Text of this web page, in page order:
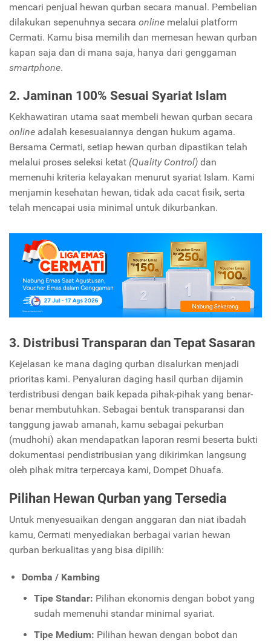
mencari penjual hewan qurban secara manual. Pembelian
dilakukan sepenuhnya secara online melalui platform
Cermati. Kamu bisa memilih dan memesan hewan qurban
kapan saja dan di mana saja, hanya dari genggaman
smartphone.
2. Jaminan 100% Sesuai Syariat Islam
Kekhawatiran utama saat membeli hewan qurban secara
online adalah kesesuaiannya dengan hukum agama.
Bersama Cermati, setiap hewan qurban dipastikan telah
melalui proses seleksi ketat (Quality Control) dan
memenuhi kriteria kelayakan menurut syariat Islam. Kami
menjamin kesehatan hewan, tidak ada cacat fisik, serta
telah mencapai usia minimal untuk dikurbankan.
3. Distribusi Transparan dan Tepat Sasaran
Kejelasan ke mana daging qurban disalurkan menjadi
prioritas kami. Penyaluran daging hasil qurban dijamin
terdistribusi dengan baik kepada pihak-pihak yang benar-
benar membutuhkan. Sebagai bentuk transparansi dan
tanggung jawab amanah, kamu sebagai pekurban
(mudhohi) akan mendapatkan laporan resmi beserta bukti
dokumentasi pendistribusian yang dikirimkan langsung
oleh pihak mitra terpercaya kami, Dompet Dhuafa.
Pilihan Hewan Qurban yang Tersedia
Untuk menyesuaikan dengan anggaran dan niat ibadah
kamu, Cermati menyediakan berbagai varian hewan
qurban berkualitas yang bisa dipilih:
Domba / Kambing
Tipe Standar: Pilihan ekonomis dengan bobot yang
sudah memenuhi standar minimal syariat.
Tipe Medium: Pilihan hewan dengan bobot dan